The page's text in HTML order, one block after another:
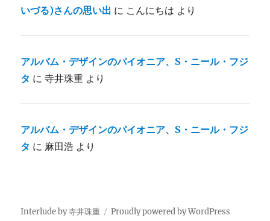
いづる)さんの思い出 に こんにちは より
アルバム・デザインのパイオニア、S・ニール・フジ
タ に寺井珠重 より
アルバム・デザインのパイオニア、S・ニール・フジ
タ に 麻田浩 より
Interlude by 寺井珠重 Proudly powered by WordPress